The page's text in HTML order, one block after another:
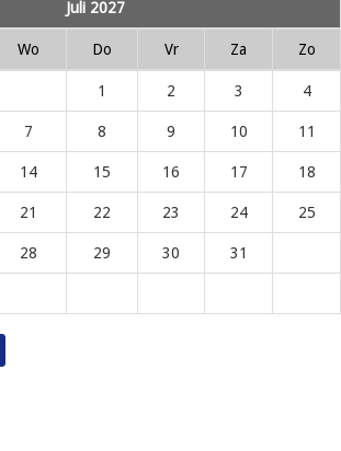
Juli 2027
Wo Do Vr Za Zo
1 2 3 4
7 8 9 10 11
14 15 16 17 18
21 22 23 24 25
28 29 30 31